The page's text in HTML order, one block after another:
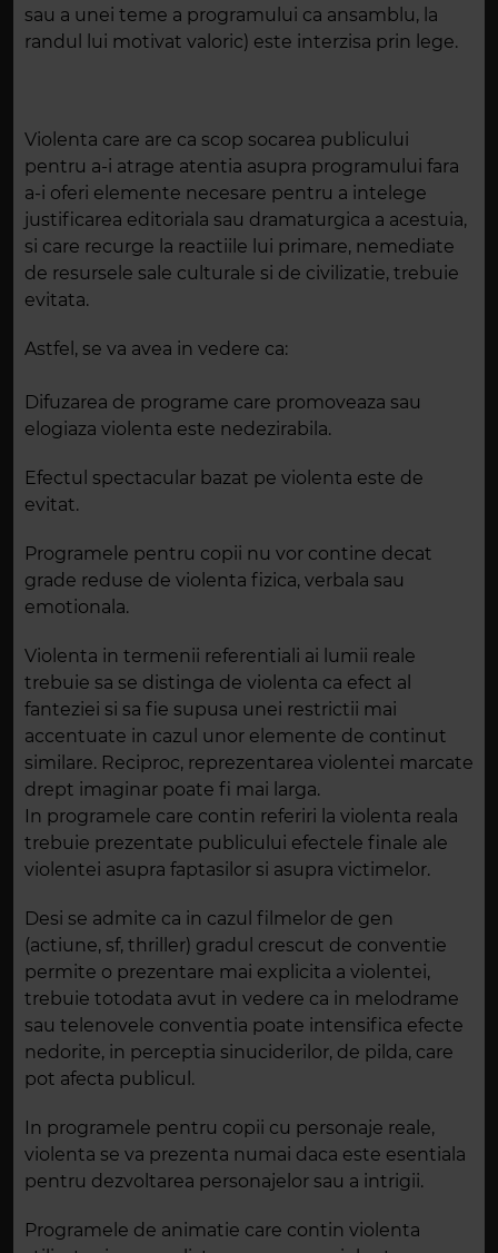
sau a unei teme a programului ca ansamblu, la
randul lui motivat valoric) este interzisa prin lege.
Violenta care are ca scop socarea publicului
pentru a-i atrage atentia asupra programului fara
a-i oferi elemente necesare pentru a intelege
justificarea editoriala sau dramaturgica a acestuia,
si care recurge la reactiile lui primare, nemediate
de resursele sale culturale si de civilizatie, trebuie
evitata.
Astfel, se va avea in vedere ca:
Difuzarea de programe care promoveaza sau
elogiaza violenta este nedezirabila.
Efectul spectacular bazat pe violenta este de
evitat.
Programele pentru copii nu vor contine decat
grade reduse de violenta fizica, verbala sau
emotionala.
Violenta in termenii referentiali ai lumii reale
trebuie sa se distinga de violenta ca efect al
fanteziei si sa fie supusa unei restrictii mai
accentuate in cazul unor elemente de continut
similare. Reciproc, reprezentarea violentei marcate
drept imaginar poate fi mai larga.
In programele care contin referiri la violenta reala
trebuie prezentate publicului efectele finale ale
violentei asupra faptasilor si asupra victimelor.
Desi se admite ca in cazul filmelor de gen
(actiune, sf, thriller) gradul crescut de conventie
permite o prezentare mai explicita a violentei,
trebuie totodata avut in vedere ca in melodrame
sau telenovele conventia poate intensifica efecte
nedorite, in perceptia sinuciderilor, de pilda, care
pot afecta publicul.
In programele pentru copii cu personaje reale,
violenta se va prezenta numai daca este esentiala
pentru dezvoltarea personajelor sau a intrigii.
Programele de animatie care contin violenta